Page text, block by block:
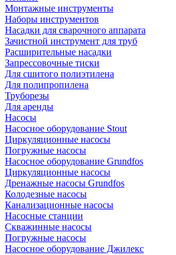
Монтажные инструменты
Наборы инструментов
Насадки для сварочного аппарата
Зачистной инструмент для труб
Расширительные насадки
Запрессовочные тиски
Для сшитого полиэтилена
Для полипропилена
Труборезы
Для аренды
Насосы
Насосное оборудование Stout
Циркуляционные насосы
Погружные насосы
Насосное оборудование Grundfos
Циркуляционные насосы
Дренажные насосы Grundfos
Колодезные насосы
Канализационные насосы
Насосные станции
Скважинные насосы
Погружные насосы
Насосное оборудование Джилекс